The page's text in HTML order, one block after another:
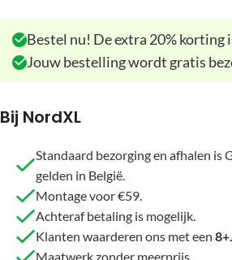
Bestel nu! De extra 20% korting
Jouw bestelling wordt gratis
Bij NordXL
Standaard bezorging en afhalen is
gelden in België.
Montage voor €59.
Achteraf betaling is mogelijk.
Klanten waarderen ons met een 8+.
Maatwerk zonder meerprijs.